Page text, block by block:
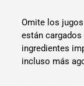
Omite los
están
ingredientes
incluso más